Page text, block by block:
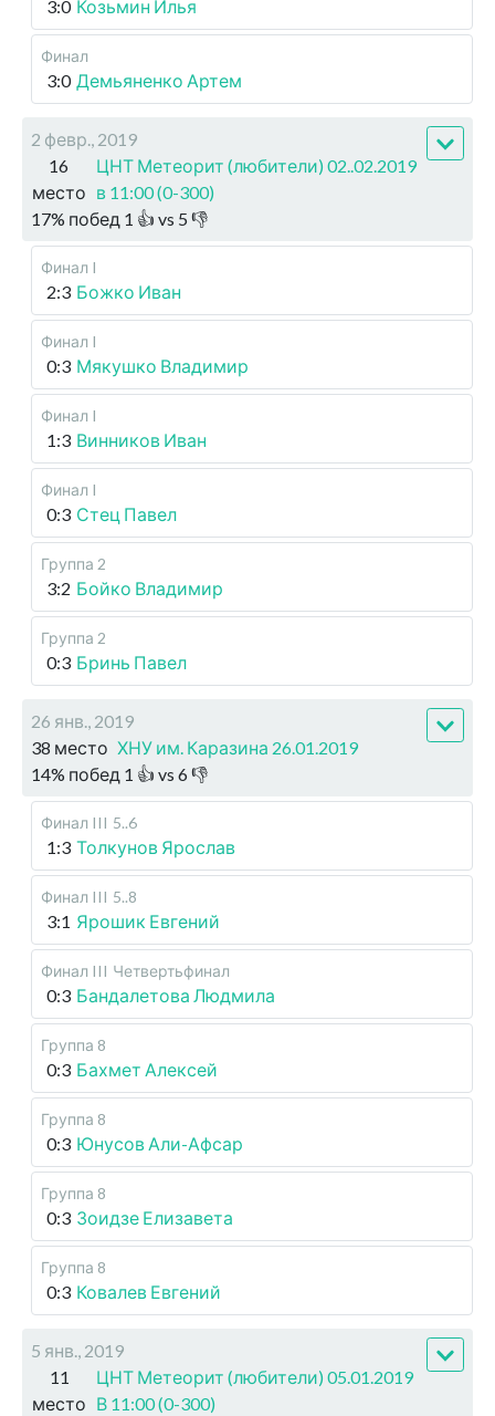
3:0 Козьмин Илья
Финал
3:0 Демьяненко Артем
2 февр., 2019
16
место
ЦНТ Метеорит (любители) 02..02.2019
в 11:00 (0-300)
17% побед 1 👍 vs 5 👎
Финал I
2:3 Божко Иван
Финал I
0:3 Мякушко Владимир
Финал I
1:3 Винников Иван
Финал I
0:3 Стец Павел
Группа 2
3:2 Бойко Владимир
Группа 2
0:3 Бринь Павел
26 янв., 2019
38 место ХНУ им. Каразина 26.01.2019
14% побед 1 👍 vs 6👎
Финал III 5..6
1:3 Толкунов Ярослав
Финал III 5..8
3:1 Ярошик Евгений
Финал III Четвертьфинал
0:3 Бандалетова Людмила
Группа 8
0:3 Бахмет Алексей
Группа 8
0:3 Юнусов Али-Афсар
Группа 8
0:3 Зоидзе Елизавета
Группа 8
0:3 Ковалев Евгений
5 янв., 2019
11
место
ЦНТ Метеорит (любители) 05.01.2019
В 11:00 (0-300)